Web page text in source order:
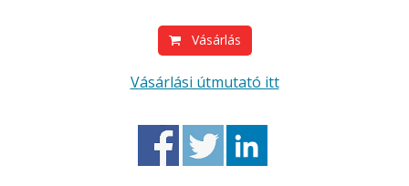
Vásárlás
Vásárlási útmutató itt